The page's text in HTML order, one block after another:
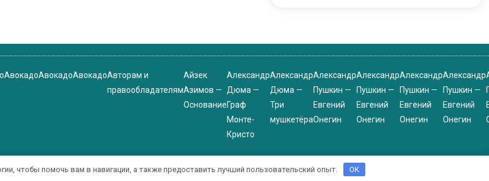
АвокадоАвокадоАвокадоАвторам и
правообладателям
Айзек
Азимов —
Основание
Александр
Дюма —
Граф
Монте-
Кристо
Александр
Дюма —
Три
мушкетёра
Александр
Пушкин —
Евгений
Онегин
Александр
Пушкин —
Евгений
Онегин
Александр
Пушкин —
Евгений
Онегин
Александр
Пушкин —
Евгений
Онегин
чтобы помочь вам в навигации, а также предоставить лучший пользовательский опыт. OK